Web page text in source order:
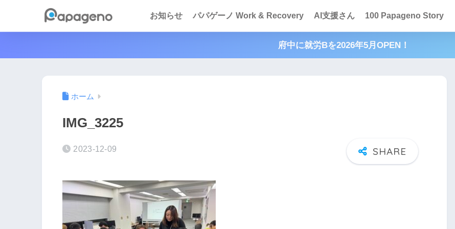
お知らせ パパゲーノ Work & Recovery AI支援さん 100 Papageno Story
府中に就労Bを2026年5月OPEN！
ホーム
IMG_3225
2023-12-09